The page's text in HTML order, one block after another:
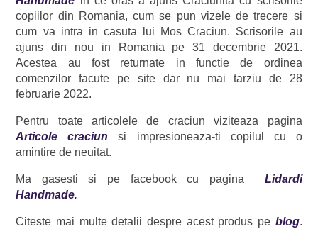
copiilor din Romania, cum se pun vizele de trecere si
cum va intra in casuta lui Mos Craciun. Scrisorile au
ajuns din nou in Romania pe 31 decembrie 2021.
Acestea au fost returnate in functie de ordinea
comenzilor facute pe site dar nu mai tarziu de 28
februarie 2022.
Pentru toate articolele de craciun viziteaza pagina
Articole craciun
si impresioneaza-ti copilul cu o
amintire de neuitat.
Ma gasesti si pe facebook cu pagina Lidardi
Handmade.
Citeste mai multe detalii despre acest produs pe blog.